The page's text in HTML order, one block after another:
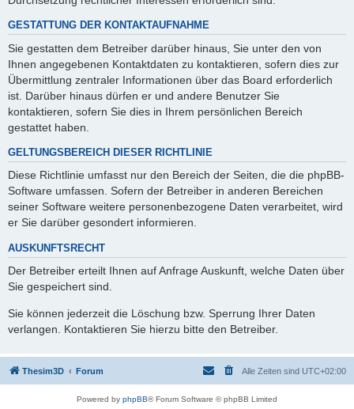
GESTATTUNG DER KONTAKTAUFNAHME
Sie gestatten dem Betreiber darüber hinaus, Sie unter den von
Ihnen angegebenen Kontaktdaten zu kontaktieren, sofern dies zur
Übermittlung zentraler Informationen über das Board erforderlich
ist. Darüber hinaus dürfen er und andere Benutzer Sie
kontaktieren, sofern Sie dies in Ihrem persönlichen Bereich
gestattet haben.
GELTUNGSBEREICH DIESER RICHTLINIE
Diese Richtlinie umfasst nur den Bereich der Seiten, die die phpBB-
Software umfassen. Sofern der Betreiber in anderen Bereichen
seiner Software weitere personenbezogene Daten verarbeitet, wird
er Sie darüber gesondert informieren.
AUSKUNFTSRECHT
Der Betreiber erteilt Ihnen auf Anfrage Auskunft, welche Daten über
Sie gespeichert sind.
Sie können jederzeit die Löschung bzw. Sperrung Ihrer Daten
verlangen. Kontaktieren Sie hierzu bitte den Betreiber.
Thesim3D Forum Alle Zeiten sind UTC+02:00
Powered by phpBB® Forum Software © phpBB Limited